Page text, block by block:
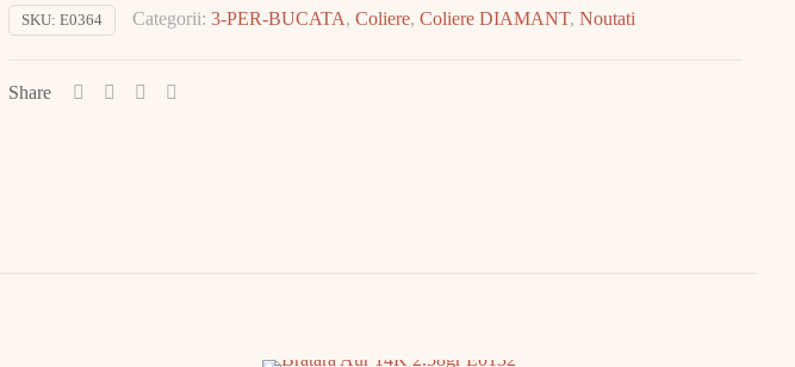
18K
DIAMANT
SKU: E0364 Categorii: 3-PER-BUCATA, Coliere, Coliere DIAMANT, Noutati
Share